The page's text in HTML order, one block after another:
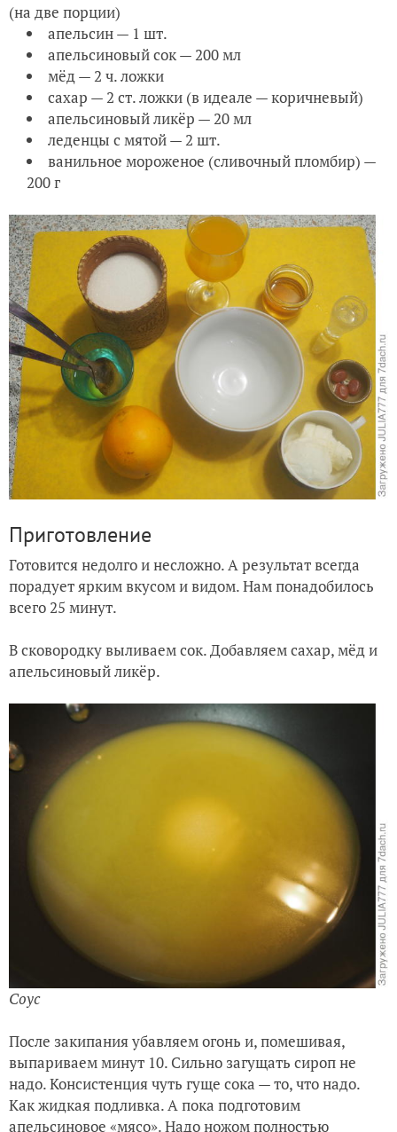
(на две порции)
апельсин — 1 шт.
апельсиновый сок — 200 мл
мёд — 2 ч. ложки
сахар — 2 ст. ложки (в идеале — коричневый)
апельсиновый ликёр — 20 мл
леденцы с мятой — 2 шт.
ванильное мороженое (сливочный пломбир) —
200 г
Приготовление
Готовится недолго и несложно. А результат всегда
порадует ярким вкусом и видом. Нам понадобилось
всего 25 минут.
В сковородку выливаем сок. Добавляем сахар, мёд и
апельсиновый ликёр.
Соус
После закипания убавляем огонь и, помешивая,
выпариваем минут 10. Сильно загущать сироп не
надо. Консистенция чуть гуще сока — то, что надо.
Как жидкая подливка. А пока подготовим
апельсиновое «мясо». Надо ножом полностью